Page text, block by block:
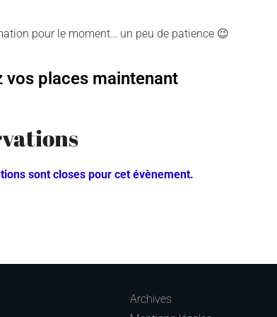
pour le moment… un peu de patience 😉
vos places maintenant
sont closes pour cet évènement.
Archives